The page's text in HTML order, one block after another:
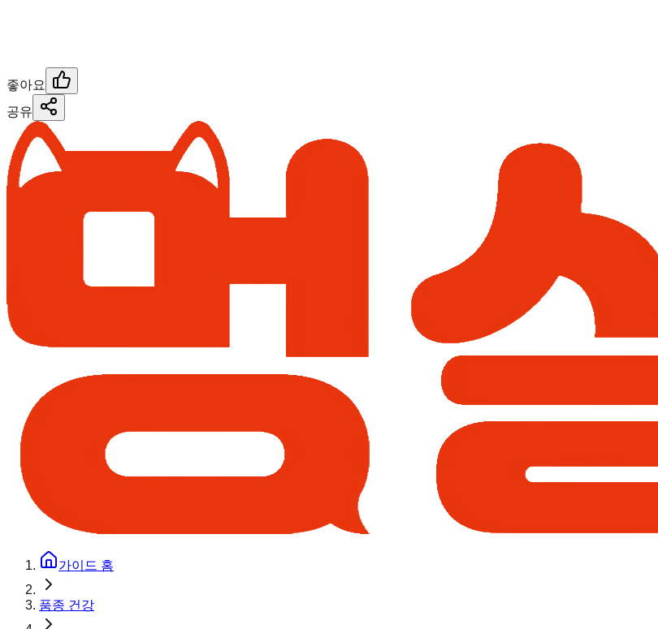
좋아요
공유
가이드 홈
품종 건강